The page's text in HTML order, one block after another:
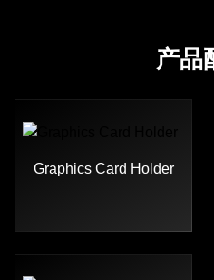
产品
Graphics Card Holder